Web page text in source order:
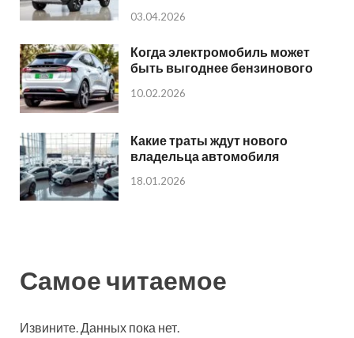
03.04.2026
Когда электромобиль может
быть выгоднее бензинового
10.02.2026
Какие траты ждут нового
владельца автомобиля
18.01.2026
Самое читаемое
Извините. Данных пока нет.